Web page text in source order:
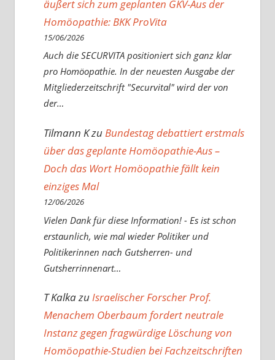
äußert sich zum geplanten GKV-Aus der
Homöopathie: BKK ProVita
15/06/2026
Auch die SECURVITA positioniert sich ganz klar
pro Homöopathie. In der neuesten Ausgabe der
Mitgliederzeitschrift "Securvital" wird der von
der…
Tilmann KzuBundestag debattiert erstmals
über das geplante Homöopathie-Aus –
Doch das Wort Homöopathie fällt kein
einziges Mal
12/06/2026
Vielen Dank für diese Information! - Es ist schon
erstaunlich, wie mal wieder Politiker und
Politikerinnen nach Gutsherren- und
Gutsherrinnenart…
T KalkazuIsraelischer Forscher Prof.
Menachem Oberbaum fordert neutrale
Instanz gegen fragwürdige Löschung von
Homöopathie-Studien bei Fachzeitschriften